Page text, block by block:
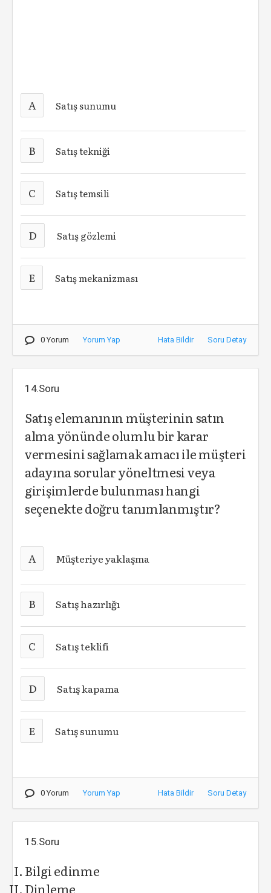
A Satış sunumu
B Satış tekniği
C Satış temsili
D Satış gözlemi
E Satış mekanizması
0 Yorum Yorum Yap Hata Bildir Soru Detay
14.Soru
Satış elemanının müşterinin satın
alma yönünde olumlu bir karar
vermesini sağlamak amacı ile müşteri
adayına sorular yöneltmesi veya
girişimlerde bulunması hangi
seçenekte doğru tanımlanmıştır?
A Müşteriye yaklaşma
B Satış hazırlığı
C Satış teklifi
D Satış kapama
E Satış sunumu
0 Yorum Yorum Yap Hata Bildir Soru Detay
15.Soru
Bilgi edinme
Dinleme